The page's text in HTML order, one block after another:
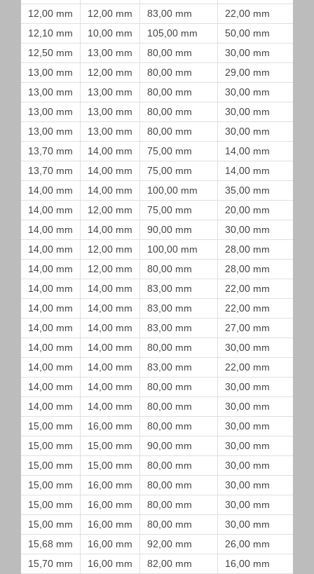
12,00 mm
12,00 mm 83,00 mm
22,00 mm
12,10 mm
10,00 mm 105,00 mm
50,00 mm
12,50 mm
13,00 mm 80,00 mm
30,00 mm
13,00 mm
12,00 mm 80,00 mm
29,00 mm
13,00 mm
13,00 mm 80,00 mm
30,00 mm
13,00 mm
13,00 mm 80,00 mm
30,00 mm
13,00 mm
13,00 mm 80,00 mm
30,00 mm
13,70 mm
14,00 mm 75,00 mm
14,00 mm
13,70 mm
14,00 mm 75,00 mm
14,00 mm
14,00 mm
14,00 mm 100,00 mm
35,00 mm
14,00 mm
12,00 mm 75,00 mm
20,00 mm
14,00 mm
14,00 mm 90,00 mm
30,00 mm
14,00 mm
12,00 mm 100,00 mm
28,00 mm
14,00 mm
12,00 mm 80,00 mm
28,00 mm
14,00 mm
14,00 mm 83,00 mm
22,00 mm
14,00 mm
14,00 mm 83,00 mm
22,00 mm
14,00 mm
14,00 mm 83,00 mm
27,00 mm
14,00 mm
14,00 mm 80,00 mm
30,00 mm
14,00 mm
14,00 mm 83,00 mm
22,00 mm
14,00 mm
14,00 mm 80,00 mm
30,00 mm
14,00 mm
14,00 mm 80,00 mm
30,00 mm
15,00 mm
16,00 mm 80,00 mm
30,00 mm
15,00 mm
15,00 mm 90,00 mm
30,00 mm
15,00 mm
15,00 mm 80,00 mm
30,00 mm
15,00 mm
16,00 mm 80,00 mm
30,00 mm
15,00 mm
16,00 mm 80,00 mm
30,00 mm
15,00 mm
16,00 mm 80,00 mm
30,00 mm
15,68 mm
16,00 mm 92,00 mm
26,00 mm
15,70 mm
16,00 mm 82,00 mm 16,00 mm